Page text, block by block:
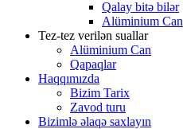
Qalay bitə bilər
Alüminium Can
Tez-tez verilən suallar
Alüminium Can
Qapaqlar
Haqqımızda
Bizim Tarix
Zavod turu
Bizimlə əlaqə saxlayın